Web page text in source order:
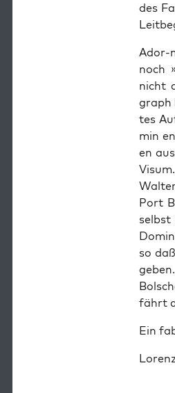
des
Ador-
noch
nicht
graph
tes
min
en
Port
so
fährt
Ein